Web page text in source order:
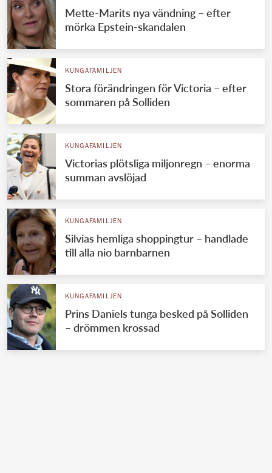
Mette-Marits nya vändning – efter
mörka Epstein-skandalen
KUNGAFAMILJEN
Stora förändringen för Victoria – efter
sommaren på Solliden
KUNGAFAMILJEN
Victorias plötsliga miljonregn – enorma
summan avslöjad
KUNGAFAMILJEN
Silvias hemliga shoppingtur – handlade
till alla nio barnbarnen
KUNGAFAMILJEN
Prins Daniels tunga besked på Solliden
– drömmen krossad